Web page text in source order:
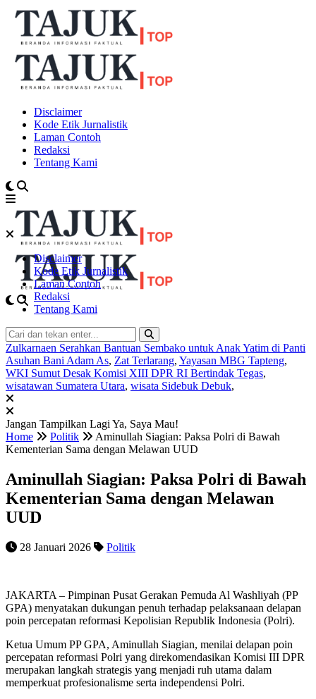
Disclaimer
Kode Etik Jurnalistik
Laman Contoh
Redaksi
Tentang Kami
Disclaimer
Kode Etik Jurnalistik
Laman Contoh
Redaksi
Tentang Kami
Zulkarnaen Serahkan Bantuan Sembako untuk Anak Yatim di Panti
Asuhan Bani Adam As, Zat Terlarang, Yayasan MBG Tapteng,
WKI Sumut Desak Komisi XIII DPR RI Bertindak Tegas,
wisatawan Sumatera Utara, wisata Sidebuk Debuk,
Jangan Tampilkan Lagi Ya, Saya Mau!
Home
Politik
Aminullah Siagian: Paksa Polri di Bawah
Kementerian Sama dengan Melawan UUD
Aminullah Siagian: Paksa Polri di Bawah
Kementerian Sama dengan Melawan
UUD
28 Januari 2026 Politik
JAKARTA – Pimpinan Pusat Gerakan Pemuda Al Washliyah (PP
GPA) menyatakan dukungan penuh terhadap pelaksanaan delapan
poin percepatan reformasi Kepolisian Republik Indonesia (Polri).
Ketua Umum PP GPA, Aminullah Siagian, menilai delapan poin
percepatan reformasi Polri yang direkomendasikan Komisi III DPR
merupakan langkah strategis yang menjadi ruh utama dalam
memperkuat profesionalisme serta independensi Polri.